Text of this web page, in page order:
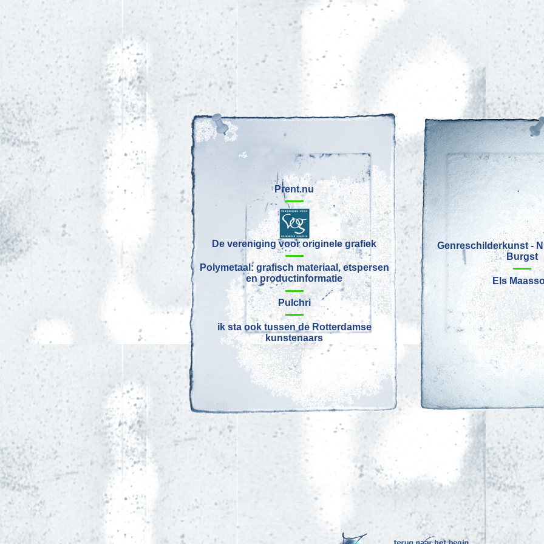
Prent.nu
De vereniging voor originele grafiek
Polymetaal: grafisch materiaal, etspersen
en productinformatie
Pulchri
ik sta ook tussen de Rotterdamse
kunstenaars
Genreschilderkunst -
Burgst
Els